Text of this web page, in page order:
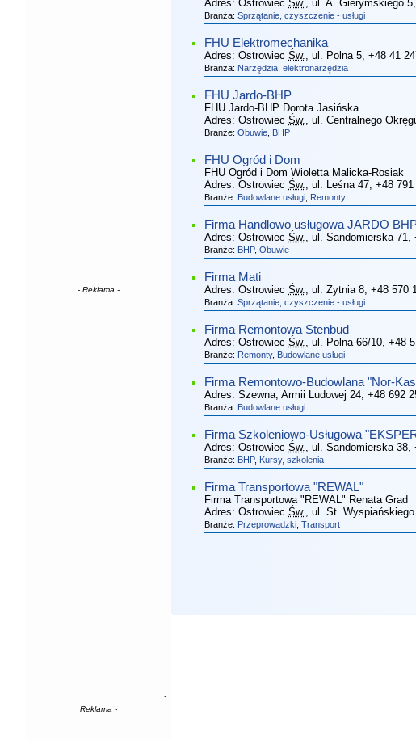
- Reklama -
-
Reklama -
Adres: Ostrowiec Św., ul. A. Gierymskiego 5
Branża: Sprzątanie, czyszczenie - usługi
FHU Elektromechanika
Adres: Ostrowiec Św., ul. Polna 5, +48 41
Branża: Narzędzia, elektronarzędzia
FHU Jardo-BHP
FHU Jardo-BHP Dorota Jasińska
Adres: Ostrowiec Św., ul. Centralnego
Branże: Obuwie BHP
FHU Ogród i Dom
FHU Ogród i Dom Wioletta Malicka-Rosiak
Adres: Ostrowiec Św., ul. Leśna 47, +48
Branże: Budowlane usługi Remonty
Firma Handlowo usługowa JARDO
Adres: Ostrowiec Św., ul. Sandomierska 71,
Branże: BHP, Obuwie
Firma Mati
Adres: Ostrowiec Św., ul. Żytnia 8, +48 570
Branża: Sprzątanie, czyszczenie - usługi
Firma Remontowa Stenbud
Adres: Ostrowiec Św., ul. Polna 66/10, +48
Branże: Remonty, Budowlane usługi
Firma Remontowo-Budowlana "Nor-
Adres: Szewna, Armii Ludowej 24, +48 692
Branża: Budowlane usługi
Firma Szkoleniowo-Usługowa
Adres: Ostrowiec Św., ul. Sandomierska 38,
Branże: BHP, Kursy, szkolenia
Firma Transportowa "REWAL"
Firma Transportowa "REWAL" Renata Grad
Adres: Ostrowiec Św., ul. St.
Branże: Przeprowadzki Transport